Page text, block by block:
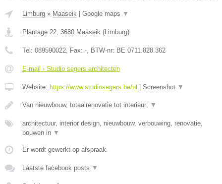
Limburg » Maaseik Google maps ▼
Plantage 22 3680 Maaseik ( Limburg)
Tel: 089590022 , Fax: - , BTW-nr: BE 0711.828.362
E-mail › Studio segers architecten
Website: https://www.studiosegers.be/nl Screenshot ▼
Van nieuwbouw, totaalrenovatie tot interieur; ▼
architectuur, interior design, nieuwbouw, verbouwing, renovatie,
bouwen in ▼
Er wordt gewerkt op afspraak.
Laatste facebook posts ▼